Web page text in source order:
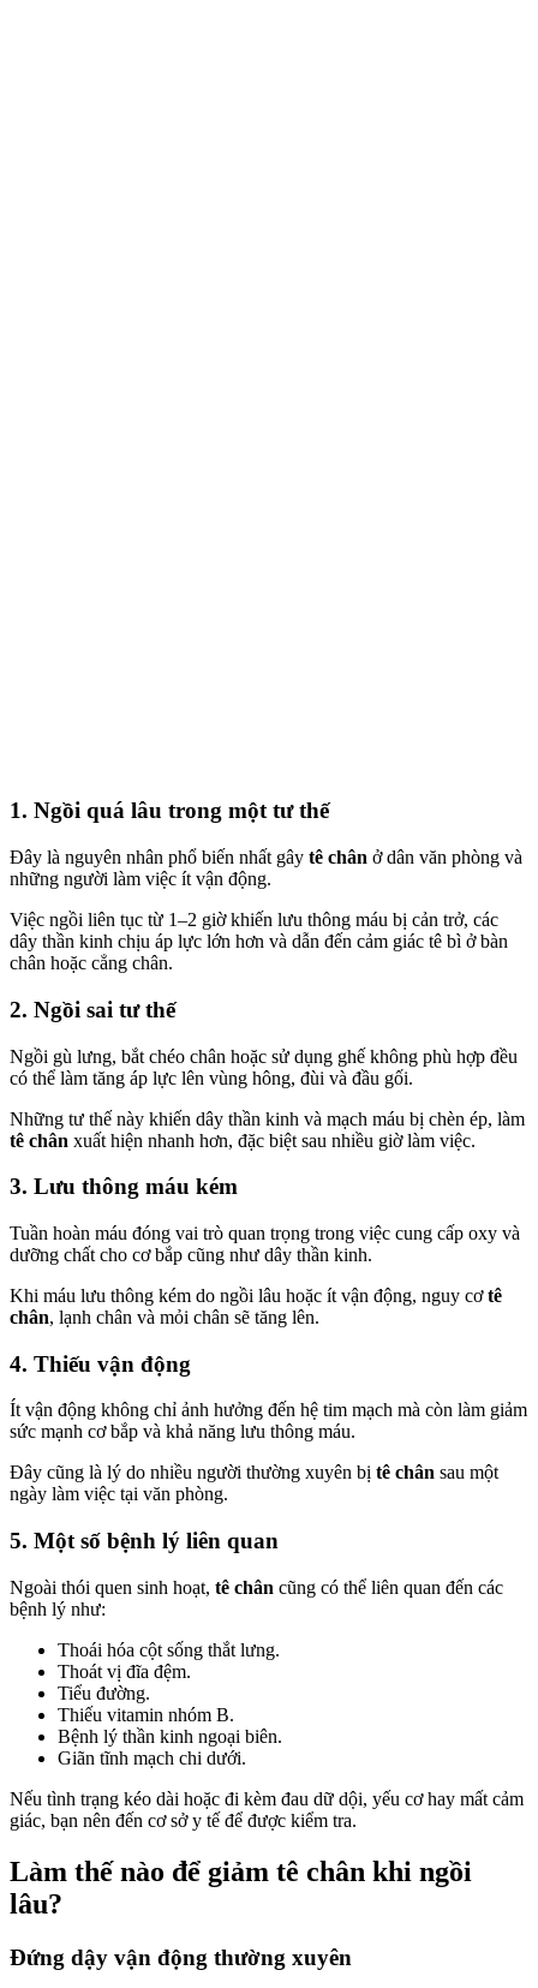
1. Ngồi quá lâu trong một tư thế
Đây là nguyên nhân phổ biến nhất gây tê chân ở dân văn phòng và
những người làm việc ít vận động.
Việc ngồi liên tục từ 1–2 giờ khiến lưu thông máu bị cản trở, các
dây thần kinh chịu áp lực lớn hơn và dẫn đến cảm giác tê bì ở bàn
chân hoặc cẳng chân.
2. Ngồi sai tư thế
Ngồi gù lưng, bắt chéo chân hoặc sử dụng ghế không phù hợp đều
có thể làm tăng áp lực lên vùng hông, đùi và đầu gối.
Những tư thế này khiến dây thần kinh và mạch máu bị chèn ép, làm
tê chân xuất hiện nhanh hơn, đặc biệt sau nhiều giờ làm việc.
3. Lưu thông máu kém
Tuần hoàn máu đóng vai trò quan trọng trong việc cung cấp oxy và
dưỡng chất cho cơ bắp cũng như dây thần kinh.
Khi máu lưu thông kém do ngồi lâu hoặc ít vận động, nguy cơtê
chân, lạnh chân và mỏi chân sẽ tăng lên.
4. Thiếu vận động
Ít vận động không chỉ ảnh hưởng đến hệ tim mạch mà còn làm giảm
sức mạnh cơ bắp và khả năng lưu thông máu.
Đây cũng là lý do nhiều người thường xuyên bị tê chân sau một
ngày làm việc tại văn phòng.
5. Một số bệnh lý liên quan
Ngoài thói quen sinh hoạt, tê chân cũng có thể liên quan đến các
bệnh lý như:
Thoái hóa cột sống thắt lưng.
Thoát vị đĩa đệm.
Tiểu đường.
Thiếu vitamin nhóm B.
Bệnh lý thần kinh ngoại biên.
Giãn tĩnh mạch chi dưới.
Nếu tình trạng kéo dài hoặc đi kèm đau dữ dội, yếu cơ hay mất cảm
giác, bạn nên đến cơ sở y tế để được kiểm tra.
Làm thế nào để giảm tê chân khi ngồi
lâu?
Đứng dậy vận động thường xuyên